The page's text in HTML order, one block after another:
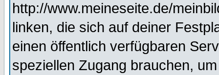
http://www.meineseite.de/
linken, die sich auf deiner
einen öffentlich verfügbaren
speziellen Zugang brauchen,